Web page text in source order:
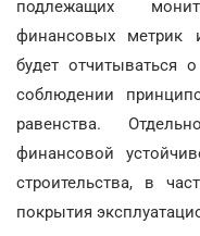
подлежащих
финансовых метрик
будет отчитываться
соблюдении
равенства.
финансовой
строительства, в
покрытия